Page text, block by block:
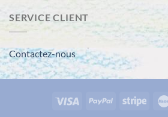
SERVICE CLIENT
Contactez-nous